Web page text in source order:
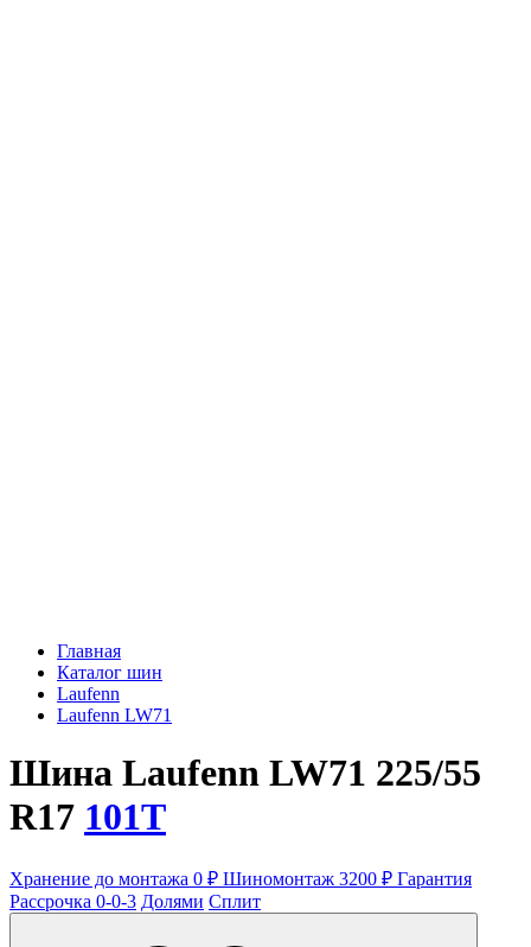
Главная
Каталог шин
Laufenn
Laufenn LW71
Шина Laufenn LW71 225/55
R17 101T
Хранение до монтажа 0 ₽ Шиномонтаж 3200 ₽ Гарантия
Рассрочка 0-0-3 Долями Сплит